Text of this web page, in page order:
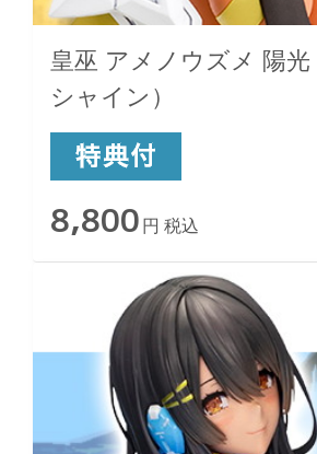
皇巫 アメノウズメ 陽光
シャイン）
8,800 円 税込